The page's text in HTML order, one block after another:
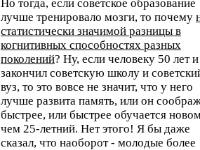
Но тогда, если советское образование
лучше тренировало мозги, то почему
статистически значимой разницы в
когнитивных способностях разных
поколений? Ну, если человеку 50 лет
закончил советскую школу и
вуз, то это вовсе не значит, что у него
лучше развита память, или он
быстрее, или быстрее обучается
чем 25-летний. Нет этого! Я бы даже
сказал, что наоборот - молодые более